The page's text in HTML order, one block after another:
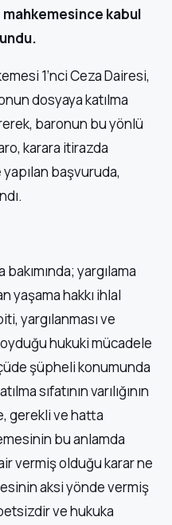
kabul
1’nci Ceza Dairesi,
dosyaya katılma
baronun bu yönlü
karara itirazda
başvuruda,
yargılama
yaşama hakkı ihlal
yargılanması ve
hukuki mücadele
şüpheli konumunda
sıfatının varılığının
gerekli ve hatta
bu anlamda
vermiş olduğu karar ne
aksi yönde vermiş
ve hukuka